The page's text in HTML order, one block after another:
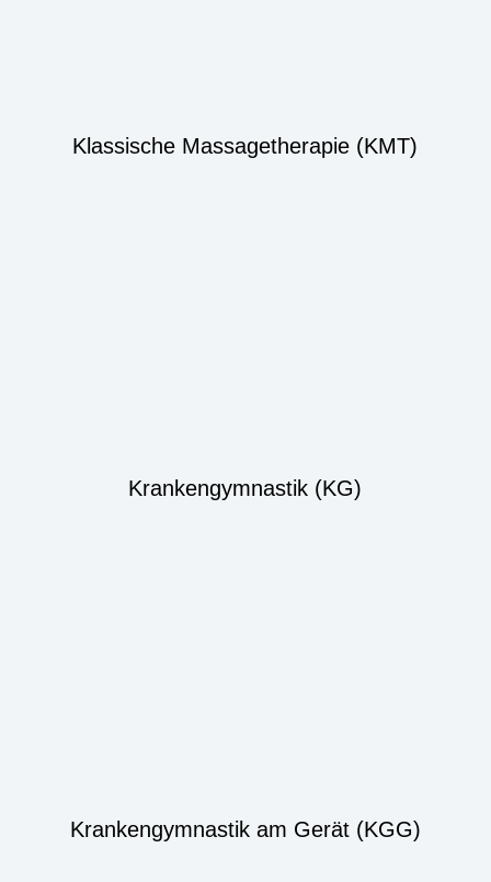
Klassische Massagetherapie (KMT)
Krankengymnastik (KG)
Krankengymnastik am Gerät (KGG)